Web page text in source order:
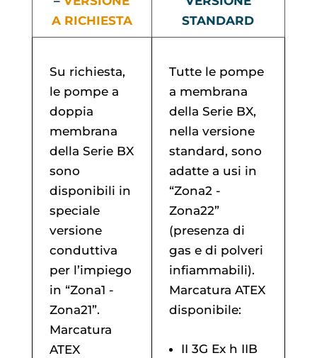
A RICHIESTA
STANDARD
Su richiesta,
le pompe a
doppia
membrana
della Serie BX
sono
disponibili in
speciale
versione
conduttiva
per l’impiego
in “Zona1 -
Zona21”.
Marcatura
ATEX
Tutte le pompe
a membrana
della Serie BX,
nella versione
standard, sono
adatte a usi in
“Zona2 -
Zona22”
(presenza di
gas e di polveri
infiammabili).
Marcatura ATEX
disponibile:
II 3G Ex h IIB